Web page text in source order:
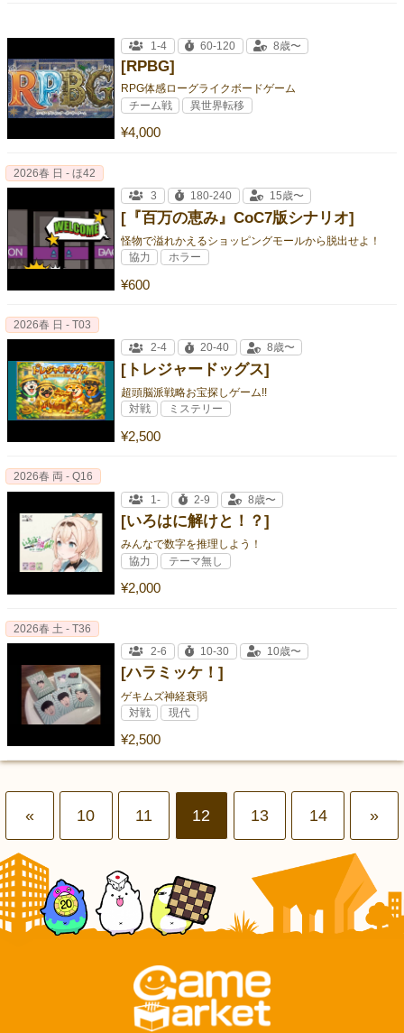
[RPBG]
RPG体感ローグライクボードゲーム
¥4,000
1-4 60-120 8歳〜
チーム戦 異世界転移
[『百万の恵み』CoC7版シナリオ]
怪物で溢れかえるショッピングモールから脱出せよ！
¥600
2026春 日 - ほ42
3
180-240 15歳〜
協力 ホラー
[トレジャードッグス]
超頭脳派戦略お宝探しゲーム!!
¥2,500
2026春 日 - T03
2-4
20-40 8歳〜
対戦 ミステリー
[いろはに解けと！？]
みんなで数字を推理しよう！
¥2,000
2026春 両 - Q16
1-
2-9 8歳〜
協力 テーマ無し
[ハラミッケ！]
ゲキムズ神経衰弱
¥2,500
2026春 土 - T36
2-6
10-30 10歳〜
対戦 現代
« 10 11 12 13 14 »